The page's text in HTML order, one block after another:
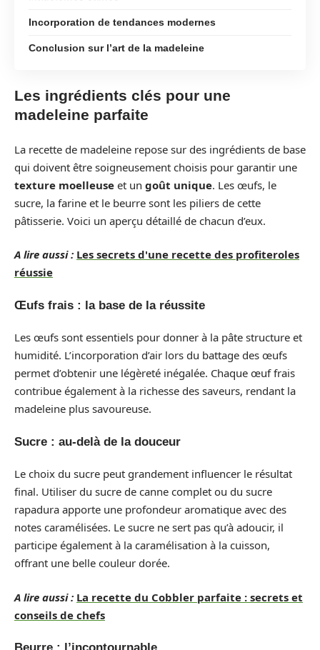
Incorporation de tendances modernes
Conclusion sur l’art de la madeleine
Les ingrédients clés pour une
madeleine parfaite
La recette de madeleine repose sur des ingrédients de base
qui doivent être soigneusement choisis pour garantir une
texture moelleuse et un goût unique. Les œufs, le
sucre, la farine et le beurre sont les piliers de cette
pâtisserie. Voici un aperçu détaillé de chacun d’eux.
A lire aussi : Les secrets d'une recette des profiteroles
réussie
Œufs frais : la base de la réussite
Les œufs sont essentiels pour donner à la pâte structure et
humidité. L’incorporation d’air lors du battage des œufs
permet d’obtenir une légèreté inégalée. Chaque œuf frais
contribue également à la richesse des saveurs, rendant la
madeleine plus savoureuse.
Sucre : au-delà de la douceur
Le choix du sucre peut grandement influencer le résultat
final. Utiliser du sucre de canne complet ou du sucre
rapadura apporte une profondeur aromatique avec des
notes caramélisées. Le sucre ne sert pas qu’à adoucir, il
participe également à la caramélisation à la cuisson,
offrant une belle couleur dorée.
A lire aussi : La recette du Cobbler parfaite : secrets et
conseils de chefs